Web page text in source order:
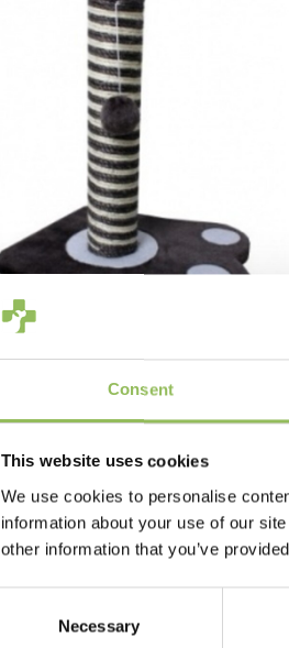
Consent
This website uses cookies
We use cookies to personalise
information about your use of our
other information that you’ve
Necessary